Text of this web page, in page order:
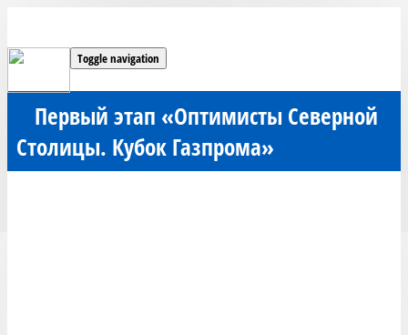
Toggle navigation
Первый этап «Оптимисты Северной
Столицы. Кубок Газпрома»